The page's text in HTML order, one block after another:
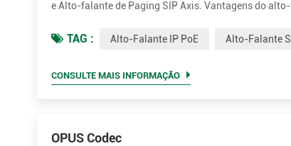
e Alto-falante de Paging SIP Axis. Vantagens do
m... TAG : Alto-Falante IP PoE Alto-Falante
CONSULTE MAIS INFORMAÇÃO
OPUS Codec